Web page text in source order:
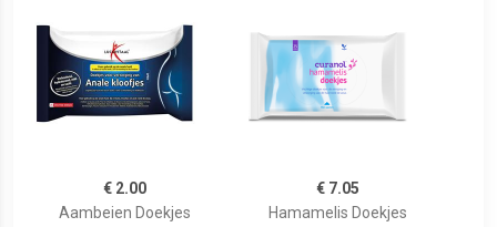
€ 2.00
Aambeien Doekjes
€ 7.05
Hamamelis Doekjes